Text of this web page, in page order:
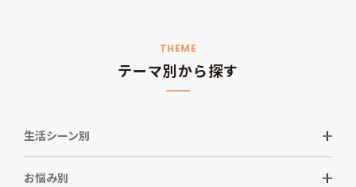
THEME
テーマ別から探す
生活シーン別
お悩み別